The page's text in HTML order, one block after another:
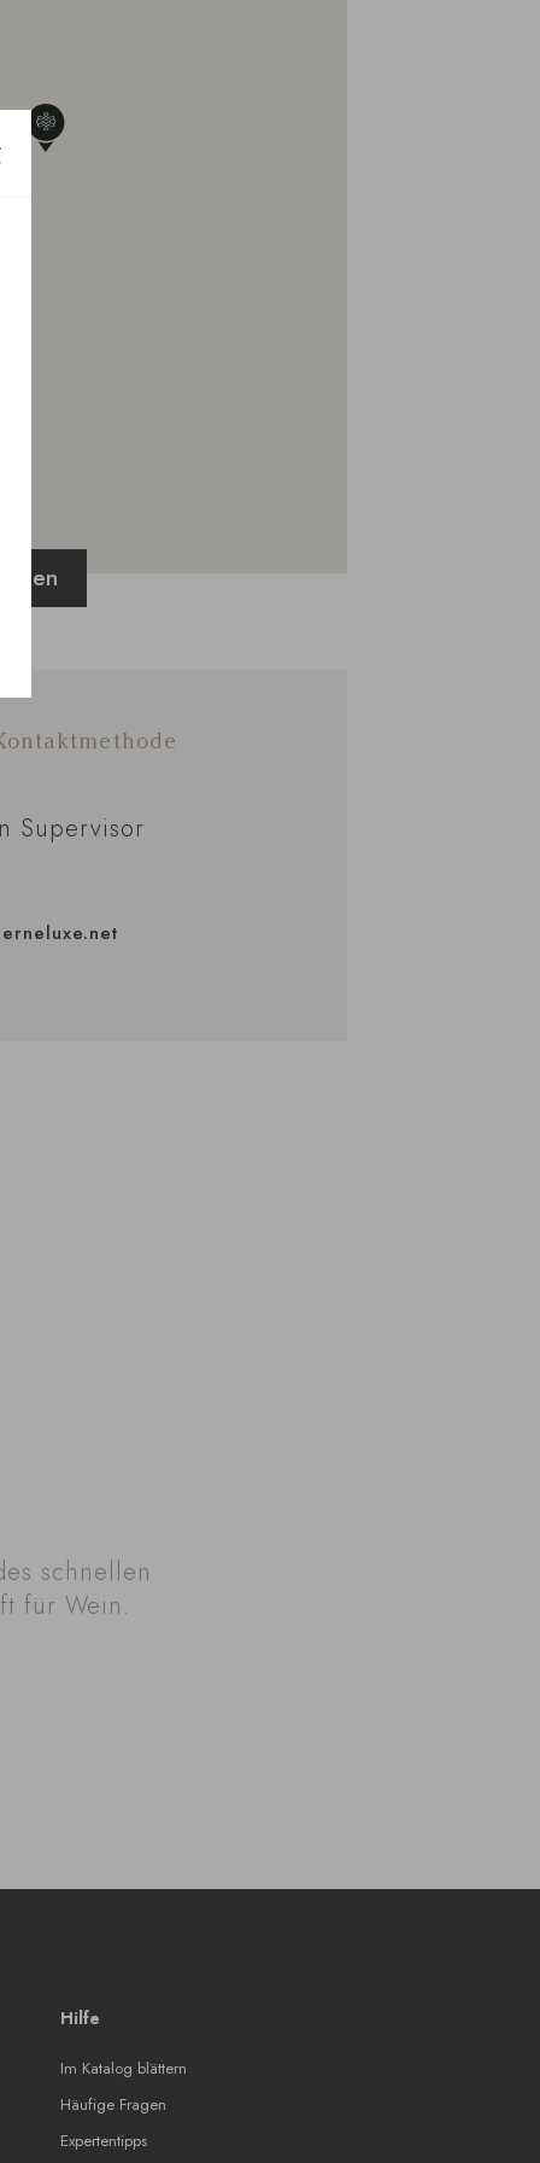
Supervisor
schnellen
für Wein.
Hilfe
Im Katalog blättern
Häufige Fragen
Expertentipps